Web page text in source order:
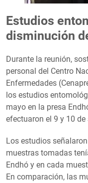
Estudios
disminución
Durante la reunión,
personal del Centro
Enfermedades
los estudios
mayo en la presa
efectuaron el 9 y 10 de
Los estudios
muestras tomadas
Endhó y en cada
En comparación, las